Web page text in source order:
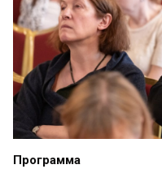
Программа